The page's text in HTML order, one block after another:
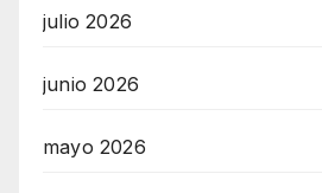
julio 2026
junio 2026
mayo 2026